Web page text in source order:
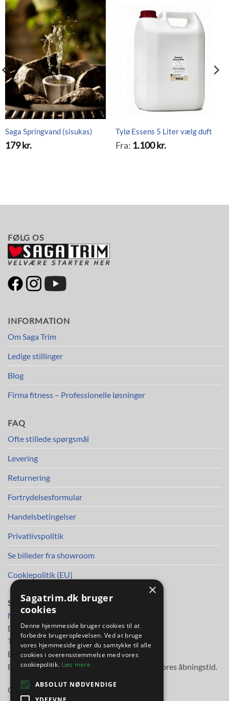
Saga Springvand (sisukas)
179kr.
Tylø Essens 5 Liter vælg duft
Fra: 1.100kr.
FØLG OS
INFORMATION
Om Saga Trim
Ledige stillinger
Blog
Firma fitness – Professionelle løsninger
FAQ
Ofte stillede spørgsmål
Levering
Returnering
Fortrydelsesformular
Handelsbetingelser
Privatlivspolitik
Se billeder fra showroom
Cookiepolitik (EU)
SAGA TRIM APS
Mileparken 30
DK-2730 Herlev
Telefon38 11 48 11
E-mail:info@sagatrim.dk
E-mail besvares normalt inden for 3 timer i vores åbningstid.
Cvr-nr: 89613817
×
Sagatrim.dk bruger
cookies
Denne hjemmeside bruger cookies til at
forbedre brugeroplevelsen. Ved at bruge
vores hjemmeside giver du samtykke til alle
cookies i overensstemmelse med vores
cookiepolitik. Læs mere
ABSOLUT NØDVENDIGE